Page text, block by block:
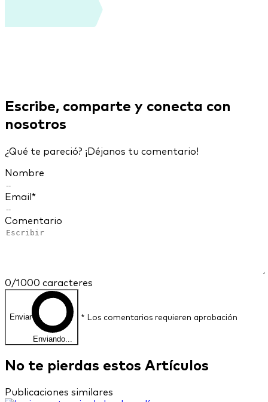
Escribe, comparte y conecta con
nosotros
¿Qué te pareció? ¡Déjanos tu comentario!
Nombre
Email*
Comentario
0/1000 caracteres
Enviar
Enviando...
* Los comentarios requieren aprobación
No te pierdas estos Artículos
Publicaciones similares